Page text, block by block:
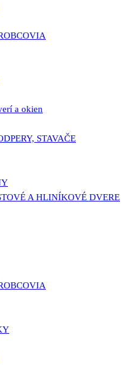
a okien
STAVAČE
A HLINÍKOVÉ DVERE